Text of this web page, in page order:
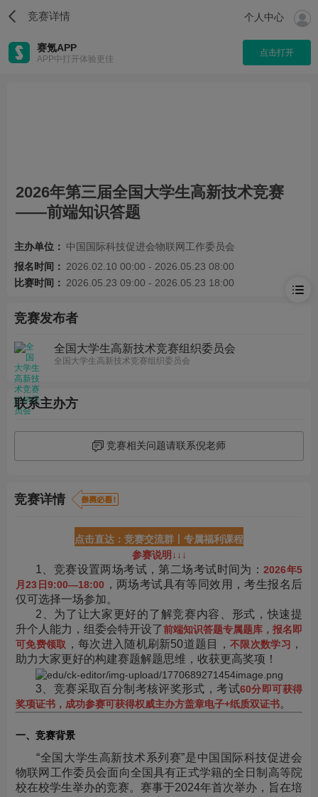
竞赛详情 个人中心
赛氪APP
APP中打开体验更佳
点击打开
2026年第三届全国大学生高新技术竞赛
——前端知识答题
主办单位： 中国国际科技促进会物联网工作委员会
报名时间： 2026.02.10 00:00 - 2026.05.23 08:00
比赛时间： 2026.05.23 09:00 - 2026.05.23 18:00
竞赛发布者
全国大学生高新技术竞赛组织委员会
全国大学生高新技术竞赛组织委员会
联系主办方
竞赛相关问题请联系倪老师
竞赛详情
点击直达： 竞赛交流群
专属福利课程
参赛说明 ↓↓↓
1、竞赛设置两场考试，第二场考试时间为：2026年5
月23日9:00—18:00 ，两场考试具有等同效用，考生报名后
仅可选择一场参加。
2、为了让大家更好的了解竞赛内容、形式，快速提
升个人能力，组委会特开设了前端知识答题专属题库，报名即
可免费领取 ，每次进入随机刷新50道题目，不限次数学习 ，
助力大家更好的构建赛题解题思维，收获更高奖项！
3、竞赛采取百分制考核评奖形式，考试60分即可获得
奖项证书，成功参赛可获得权威主办方盖章电子+纸质双证书。
一、竞赛背景
“全国大学生高新技术系列赛”是中国国际科技促进会
物联网工作委员会面向全国具有正式学籍的全日制高等院
校在校学生举办的竞赛。赛事于2024年首次举办，旨在培